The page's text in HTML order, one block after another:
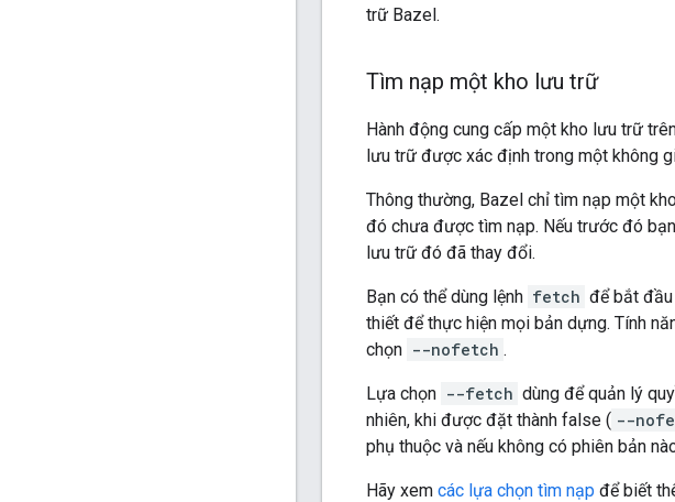
trữ Bazel.
Tìm nạp một kho lưu trữ
Hành động cung cấp một kho lưu trữ
lưu trữ được xác định trong một không
Thông thường, Bazel chỉ tìm nạp một
đó chưa được tìm nạp. Nếu trước đó
lưu trữ đó đã thay đổi.
Bạn có thể dùng lệnh fetch để bắt
thiết để thực hiện mọi bản dựng. Tính
chọn --nofetch .
Lựa chọn --fetch dùng để quản lý
nhiên, khi được đặt thành false ( --
phụ thuộc và nếu không có phiên bản
Hãy xem các lựa chọn tìm nạp để biết